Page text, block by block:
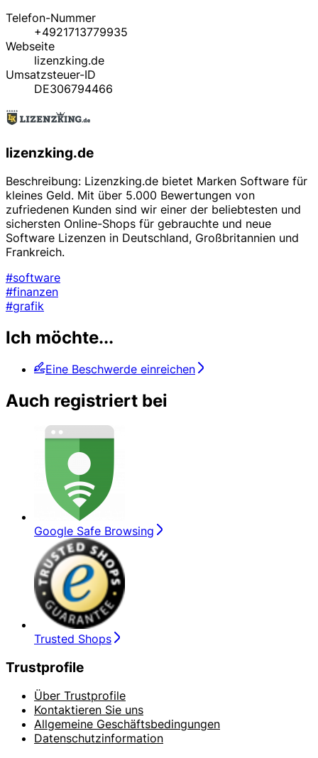
Telefon-Nummer
+4921713779935
Webseite
lizenzking.de
Umsatzsteuer-ID
DE306794466
lizenzking.de
Beschreibung: Lizenzking.de bietet Marken Software für
kleines Geld. Mit über 5.000 Bewertungen von
zufriedenen Kunden sind wir einer der beliebtesten und
sichersten Online-Shops für gebrauchte und neue
Software Lizenzen in Deutschland, Großbritannien und
Frankreich.
#software
#finanzen
#grafik
Ich möchte...
Eine Beschwerde einreichen
Auch registriert bei
Google Safe Browsing
Trusted Shops
Trustprofile
Über Trustprofile
Kontaktieren Sie uns
Allgemeine Geschäftsbedingungen
Datenschutzinformation